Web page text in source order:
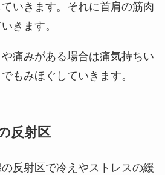
いきます。それに首肩の筋肉
きます。
痛みがある場合は痛気持ちい
もみほぐしていきます。
反射区
反射区で冷えやストレスの緩